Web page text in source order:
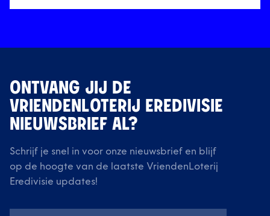
ONTVANG JIJ DE
VRIENDENLOTERIJ EREDIVISIE
NIEUWSBRIEF AL?
Schrijf je snel in voor onze nieuwsbrief en blijf
op de hoogte van de laatste VriendenLoterij
Eredivisie updates!